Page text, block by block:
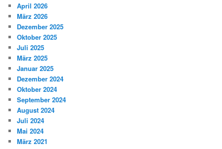
April 2026
März 2026
Dezember 2025
Oktober 2025
Juli 2025
März 2025
Januar 2025
Dezember 2024
Oktober 2024
September 2024
August 2024
Juli 2024
Mai 2024
März 2021